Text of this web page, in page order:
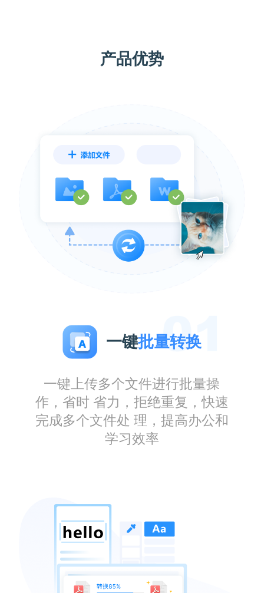
产品优势
一键批量转换
一键上传多个文件进行批量操
作，省时 省力，拒绝重复，快速
完成多个文件处 理，提高办公和
学习效率